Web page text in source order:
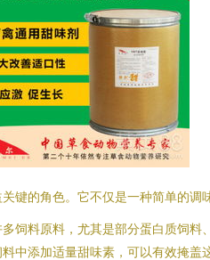
的角色。它不仅是一种简单的调
饲料原料，尤其是部分蛋白质饲
添加适量甜味素，可以有效掩盖